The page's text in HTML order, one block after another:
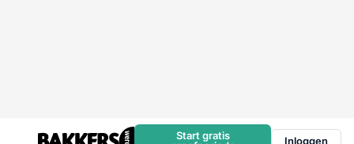
Start gratis
Inloggen